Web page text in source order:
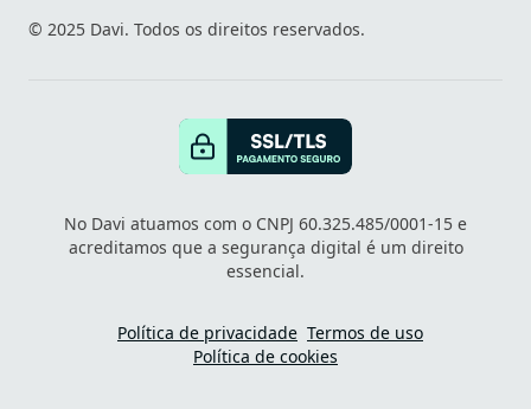
© 2025 Davi. Todos os direitos reservados.
No Davi atuamos com o CNPJ 60.325.485/0001-15 e
acreditamos que a segurança digital é um direito
essencial.
Política de privacidade Termos de uso
Política de cookies